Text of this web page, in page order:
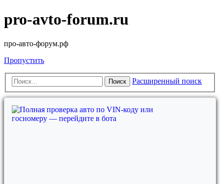
pro-avto-forum.ru
про-авто-форум.рф
Пропустить
Поиск Расширенный поиск